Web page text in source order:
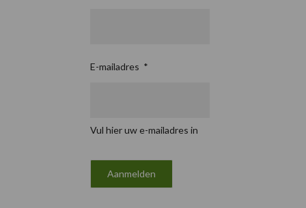
E-mailadres *
Vul hier uw e-mailadres in